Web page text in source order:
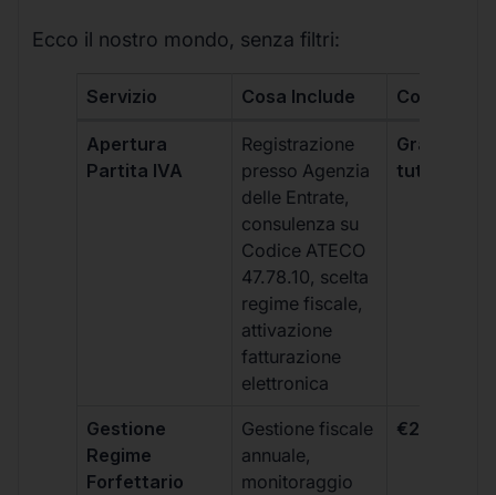
Ecco il nostro mondo, senza filtri:
Servizio Cosa Include Costo
Apertura
Partita IVA
Registrazione
presso Agenzia
delle Entrate,
consulenza su
Codice ATECO
47.78.10, scelta
regime fiscale,
attivazione
fatturazione
elettronica
Gratis,
tutti i piani
Gestione
Regime
Forfettario
Gestione fiscale
annuale,
monitoraggio
€264 +